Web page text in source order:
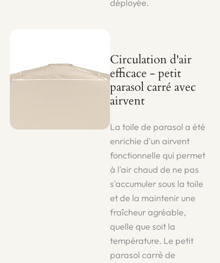
déployée.
Circulation d'air
efficace - petit
parasol carré avec
airvent
La toile de parasol a été
enrichie d'un airvent
fonctionnelle qui permet
à l'air chaud de ne pas
s'accumuler sous la toile
et de la maintenir une
fraîcheur agréable,
quelle que soit la
température. Le petit
parasol carré de